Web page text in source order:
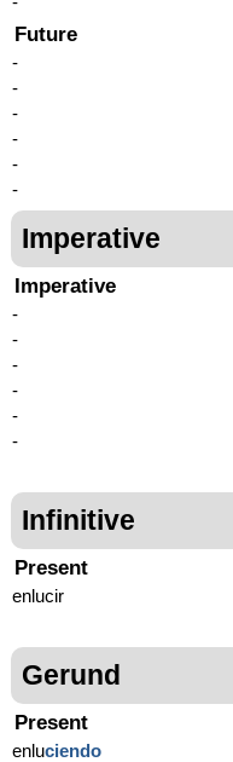
Future
-
-
-
-
-
-
Imperative
Imperative
-
-
-
-
-
-
Infinitive
Present
enlucir
Gerund
Present
enluciendo